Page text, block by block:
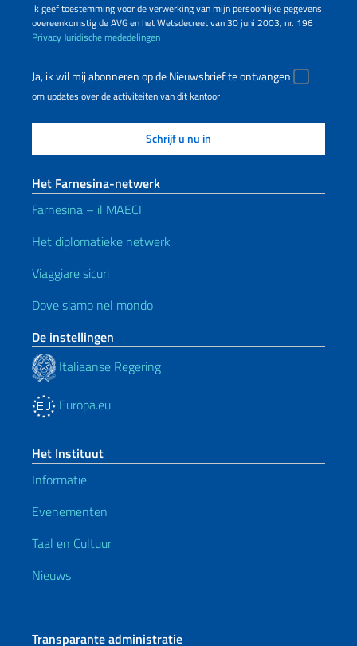
Ik geef toestemming voor de verwerking van mijn persoonlijke gegevens
overeenkomstig de AVG en het Wetsdecreet van 30 juni 2003, nr. 196
PrivacyJuridische mededelingen
Ja, ik wil mij abonneren op de Nieuwsbrief te ontvangen
om updates over de activiteiten van dit kantoor
Het Farnesina-netwerk
Farnesina – il MAECI
Het diplomatieke netwerk
Viaggiare sicuri
Dove siamo nel mondo
De instellingen
Italiaanse Regering
Europa.eu
Het Instituut
Informatie
Evenementen
Taal en Cultuur
Nieuws
Transparante administratie